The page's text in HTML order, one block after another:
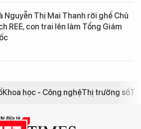
Nguyễn Thị Mai Thanh rời ghế Chủ
REE, con trai lên làm Tổng Giám
Khoa học - Công nghệThị trường số